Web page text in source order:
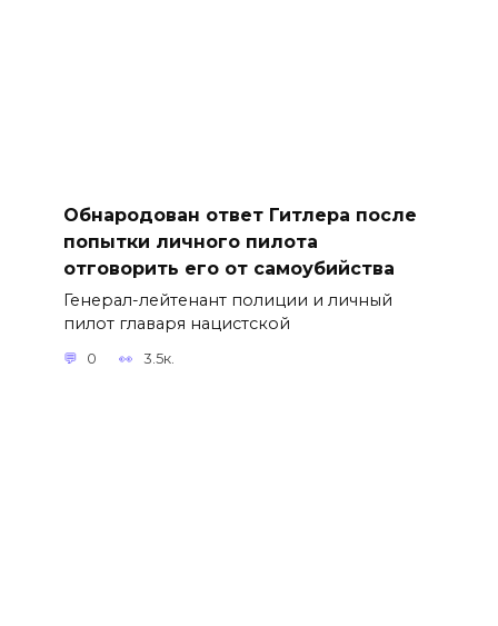
Обнародован ответ Гитлера после
попытки личного пилота
отговорить его от самоубийства
Генерал-лейтенант полиции и личный
пилот главаря нацистской
0 3.5к.